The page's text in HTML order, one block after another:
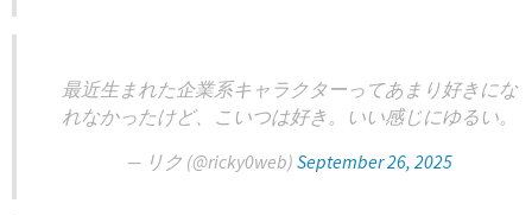
最近生まれた企業系キャラクターってあまり好きにな
れなかったけど、こいつは好き。いい感じにゆるい。
— リク (@ricky0web) September 26, 2025